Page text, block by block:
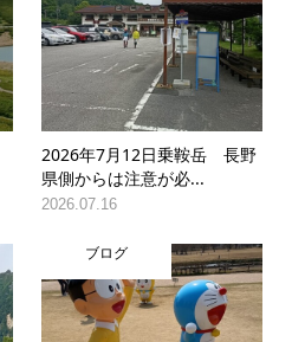
2026年7月12日乗鞍岳 長野
県側からは注意が必...
2026.07.16
ブログ